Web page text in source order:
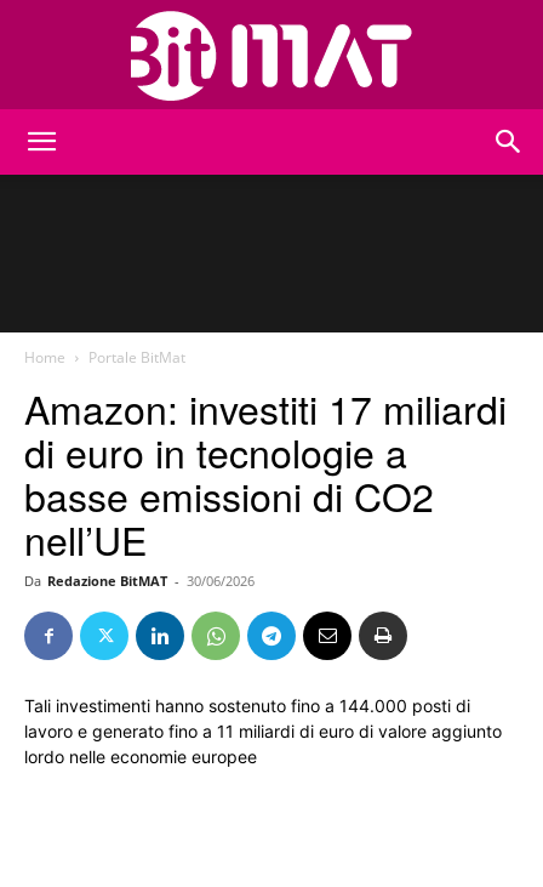
Home Portale BitMat
Amazon: investiti 17 miliardi
di euro in tecnologie a
basse emissioni di CO2
nell’UE
Da Redazione BitMAT - 30/06/2026
Tali investimenti hanno sostenuto fino a 144.000 posti di
lavoro e generato fino a 11 miliardi di euro di valore aggiunto
lordo nelle economie europee